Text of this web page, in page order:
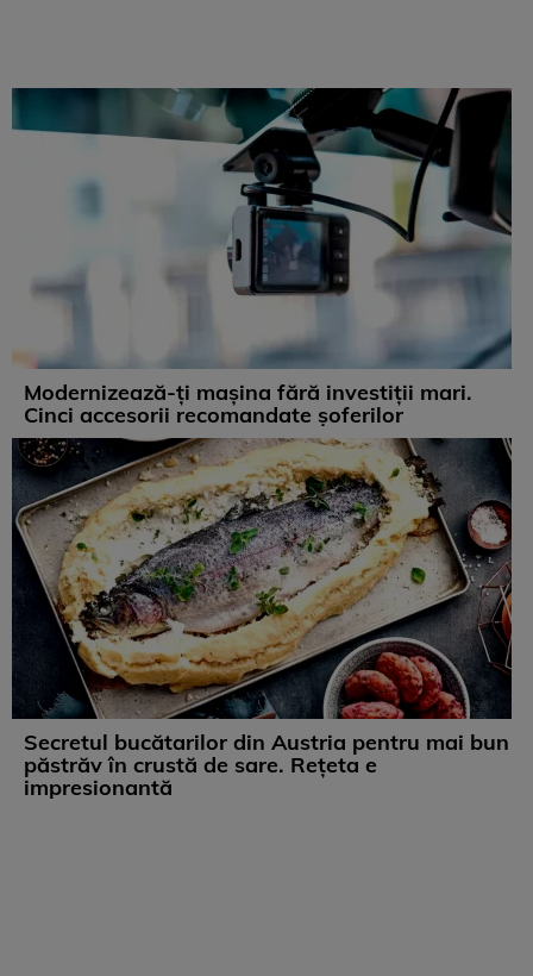
Modernizează-ți mașina fără investiții mari.
Cinci accesorii recomandate șoferilor
Secretul bucătarilor din Austria pentru mai bun
păstrăv în crustă de sare. Rețeta e
impresionantă